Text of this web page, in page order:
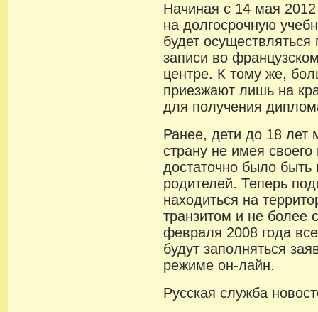
Начиная с 14 мая
на долгосрочную
будет
записи во
центре. К тому же,
приезжают лишь на
для получения
Ранее, дети до 18 лет
страну не имея
достаточно было
родителей. Теперь
находиться на
транзитом и не более
февраля 2008 года
будут заполняться
режиме он-лайн.
Русская служба